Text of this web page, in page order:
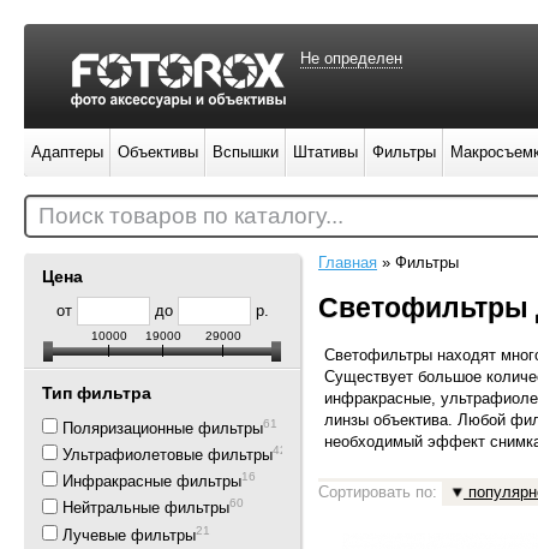
Цена
от до р.
10000 19000 29000
Тип фильтра
Поляризационные фильтры61
Ультрафиолетовые фильтры42
Инфракрасные фильтры16
Нейтральные фильтры60
Лучевые фильтры21
Главная » Фильтры
Светофильтры
Светофильтры находят
Существует большое
инфракрасные,
линзы объектива. Любой
необходимый эффект
Сортировать по:
Не определен
Адаптеры Объективы Вспышки Штативы Фильтры
Поиск товаров по каталогу...